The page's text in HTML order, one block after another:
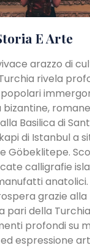
E Arte
arazzo di
rivela
Basilica di
di Istanbul a
Göbeklitepe.
calligrafie
anatolici.
grazie
pari della
profondi su
espressione